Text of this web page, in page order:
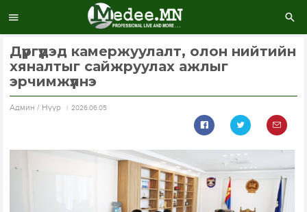
Дүүргүүдэд камержуулалт, олон нийтийн
хяналтыг сайжруулах ажлыг
эрчимжүүлнэ
Aдмин / Нүүр 2026.06.05